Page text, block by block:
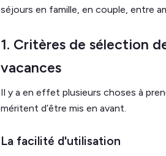
séjours en famille, en couple, entre
1. Critères de sélection
vacances
Il y a en effet plusieurs choses à
méritent d’être mis en avant.
La facilité d'utilisation